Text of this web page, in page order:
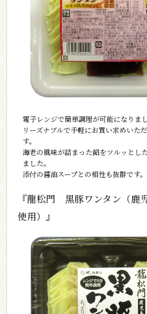
電子レンジで簡単調理が可能になりまし
リーズナブルで手軽にお買い求めいた
す。
海老の風味が詰まった餡をツルッとし
ました。
添付の醤油スープとの相性も抜群です。
『龍松門 黒豚ワンタン（鹿
使用）』